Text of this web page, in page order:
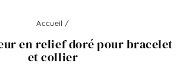
Accueil /
en relief doré pour bracelet
et collier